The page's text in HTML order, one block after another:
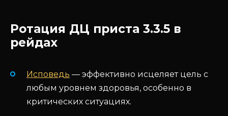
Ротация ДЦ приста 3.3.5 в
рейдах
Исповедь — эффективно исцеляет цель с
любым уровнем здоровья, особенно в
критических ситуациях.